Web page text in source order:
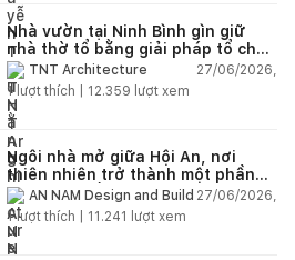
Nhà vườn tại Ninh Bình gìn giữ
nhà thờ tổ bằng giải pháp tổ chức
lại không gian
TNT Architecture
27/06/2026,
1lượt thích | 12.359 lượt xem
Ngôi nhà mở giữa Hội An, nơi
thiên nhiên trở thành một phần
của cuộc sống
AN NAM Design and Build 27/06/2026,
1lượt thích | 11.241 lượt xem